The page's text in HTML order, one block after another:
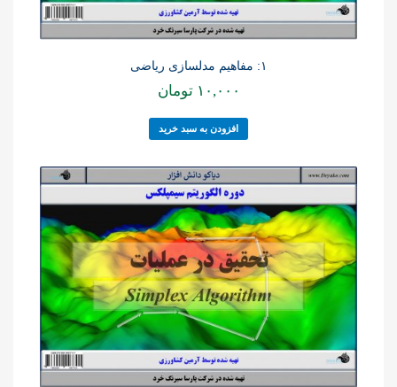
۱: مفاهیم مدلسازی ریاضی
۱۰,۰۰۰ تومان
افزودن به سبد خرید